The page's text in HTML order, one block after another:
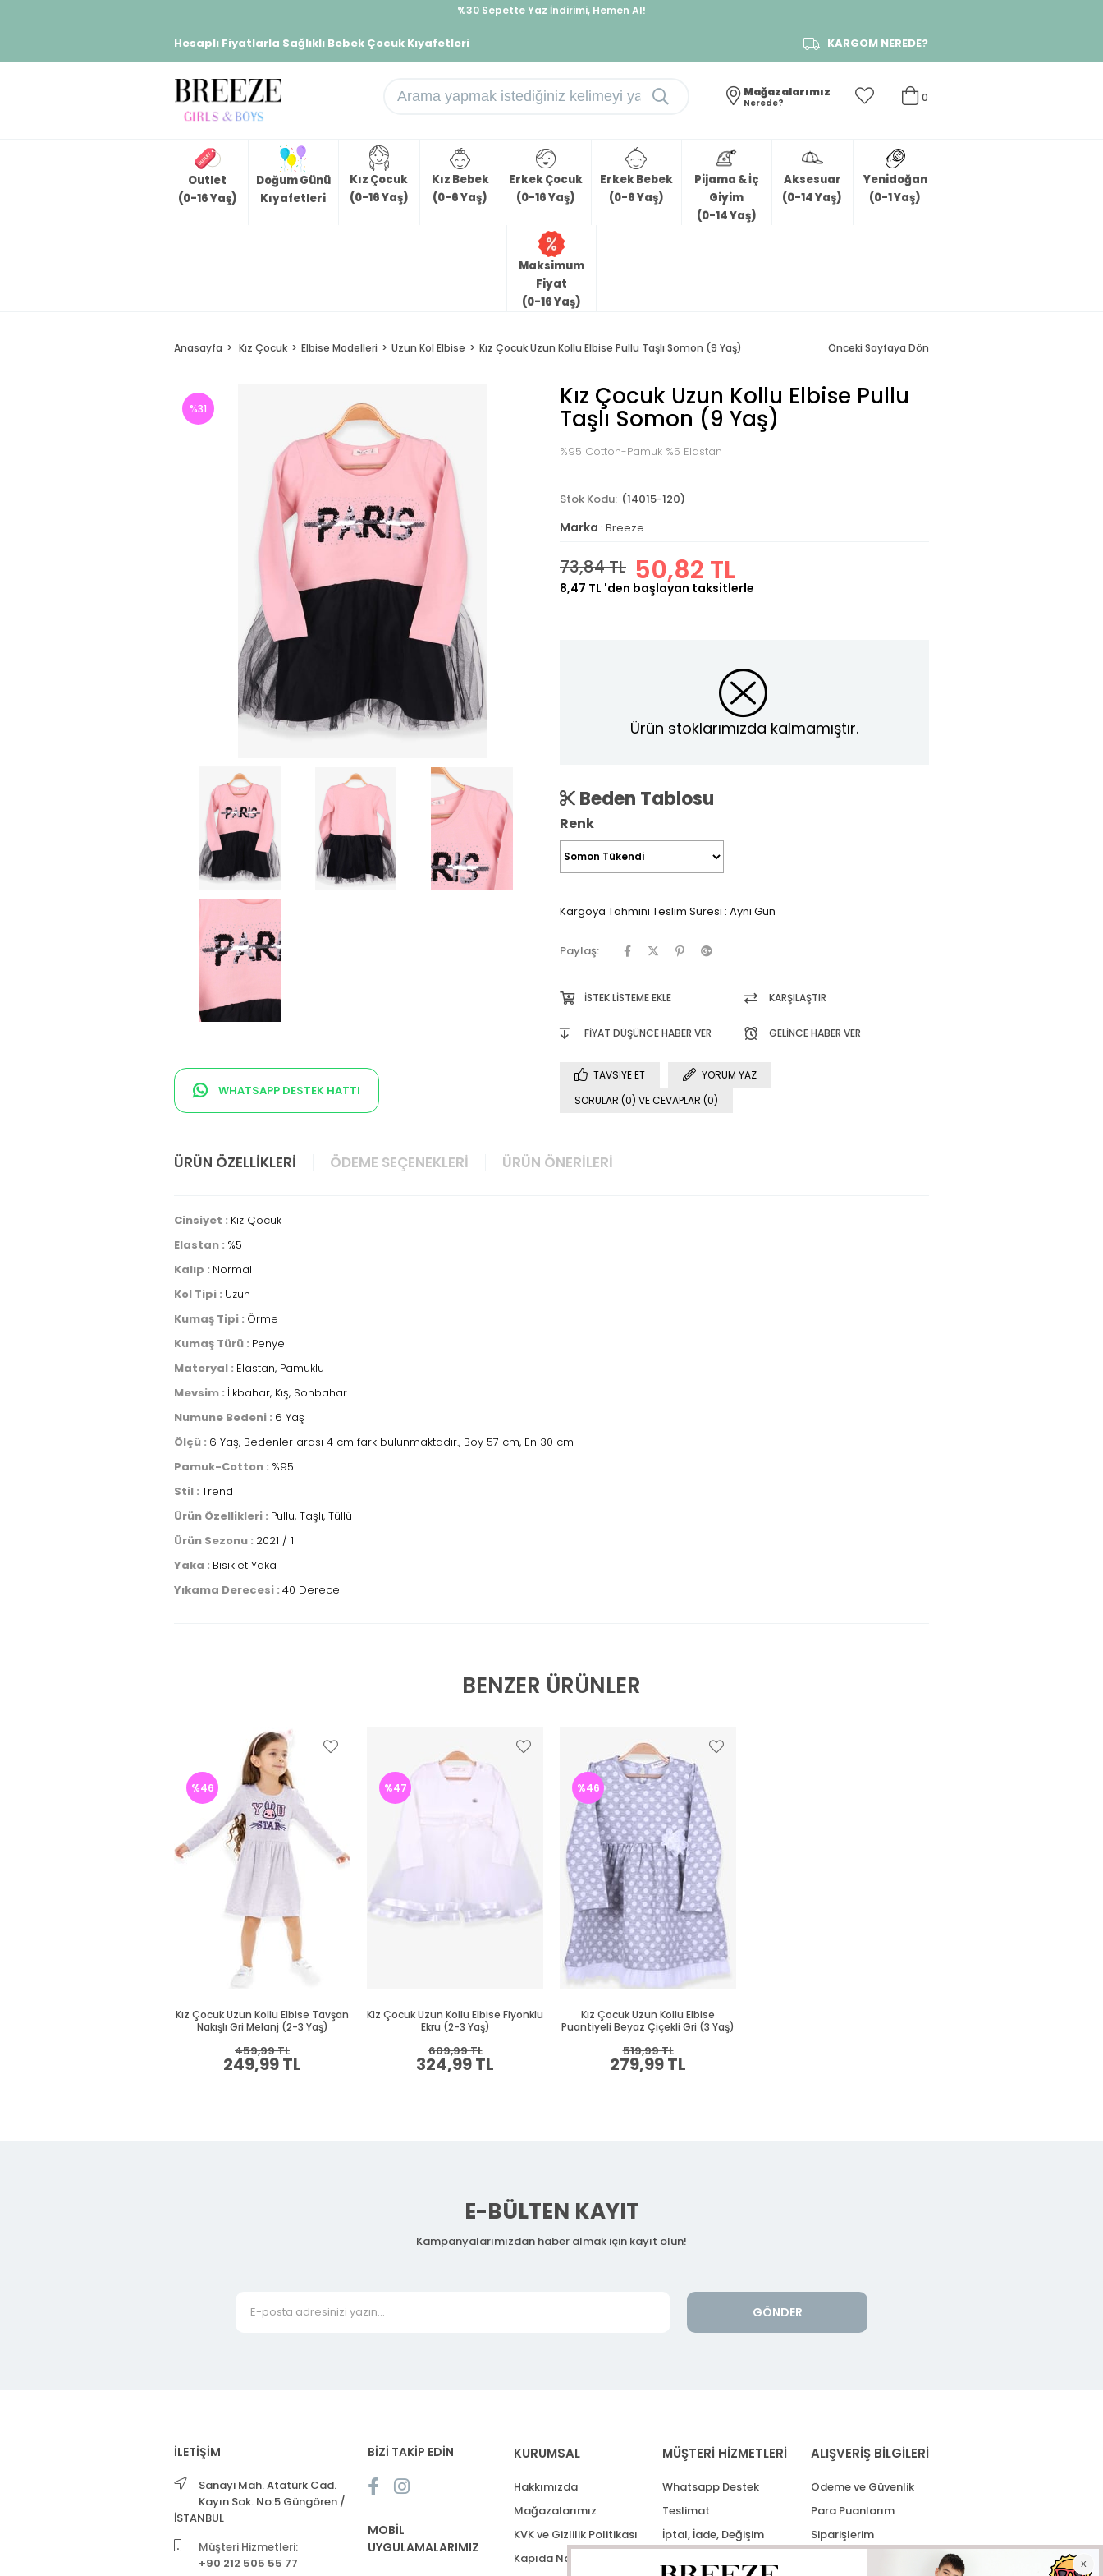
%30 Sepette Yaz İndirimi, Hemen Al!
Hesaplı Fiyatlarla Sağlıklı Bebek Çocuk Kıyafetleri KARGOM NEREDE?
0
Mağazalarımız
Nerede?
Outlet
(0-16 Yaş)
Doğum Günü
Kıyafetleri
Kız Çocuk
(0-16 Yaş)
Kız Bebek
(0-6 Yaş)
Erkek Çocuk
(0-16 Yaş)
Erkek Bebek
(0-6 Yaş)
Pijama & İç
Giyim
(0-14 Yaş)
Aksesuar
(0-14 Yaş)
Yenidoğan
(0-1 Yaş)
Maksimum
Fiyat
(0-16 Yaş)
Anasayfa Kız Çocuk Elbise Modelleri Uzun Kol Elbise Kız Çocuk Uzun Kollu Elbise Pullu Taşlı Somon (9 Yaş) Önceki Sayfaya Dön
%31
WHATSAPP DESTEK HATTI
Kız Çocuk Uzun Kollu Elbise Pullu
Taşlı Somon (9 Yaş)
%95 Cotton-Pamuk %5 Elastan
(14015-120)
Marka : Breeze
73,84 TL 50,82 TL
8,47 TL 'den başlayan taksitlerle
Ürün stoklarımızda kalmamıştır.
Beden Tablosu
Renk
Kargoya Tahmini Teslim Süresi : Aynı Gün
Paylaş:
İSTEK LISTEME EKLE KARŞILAŞTIR
FIYAT DÜŞÜNCE HABER VER GELINCE HABER VER
TAVSIYE ET
YORUM YAZ
SORULAR (0) VE CEVAPLAR (0)
ÜRÜN ÖZELLIKLERI ÖDEME SEÇENEKLERI ÜRÜN ÖNERILERI
Cinsiyet : Kız Çocuk
Elastan : %5
Kalıp : Normal
Kol Tipi : Uzun
Kumaş Tipi : Örme
Kumaş Türü : Penye
Materyal : Elastan, Pamuklu
Mevsim : İlkbahar, Kış, Sonbahar
Numune Bedeni : 6 Yaş
Ölçü : 6 Yaş, Bedenler arası 4 cm fark bulunmaktadır., Boy 57 cm, En 30 cm
Pamuk-Cotton : %95
Stil : Trend
Ürün Özellikleri : Pullu, Taşlı, Tüllü
Ürün Sezonu : 2021 / 1
Yaka : Bisiklet Yaka
Yıkama Derecesi : 40 Derece
BENZER ÜRÜNLER
Kız Çocuk Uzun Kollu Elbise Tavşan
Nakışlı Gri Melanj (2-3 Yaş)
249,99 TL
459,99 TL
%46
Kiz Çocuk Uzun Kollu Elbise Fiyonklu
Ekru (2-3 Yaş)
324,99 TL
609,99 TL
%47
Kız Çocuk Uzun Kollu Elbise
Puantiyeli Beyaz Çiçekli Gri (3 Yaş)
279,99 TL
519,99 TL
%46
E-BÜLTEN KAYIT
Kampanyalarımızdan haber almak için kayıt olun!
GÖNDER
İLETİŞİM
Sanayi Mah. Atatürk Cad.
Kayın Sok. No:5 Güngören /
İSTANBUL
Müşteri Hizmetleri:
+90 212 505 55 77
BİZİ TAKİP EDİN
MOBİL
UYGULAMALARIMIZ
KURUMSAL
Hakkımızda
Mağazalarımız
KVK ve Gizlilik Politikası
Kapıda Nakit Ödeme
MÜŞTERİ HİZMETLERİ
Whatsapp Destek
Teslimat
İptal, İade, Değişim
ALIŞVERİŞ BİLGİLERİ
Ödeme ve Güvenlik
Para Puanlarım
Siparişlerim